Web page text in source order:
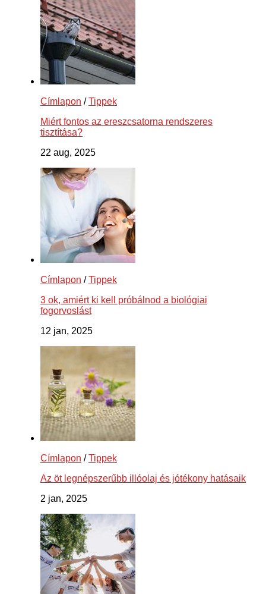
Címlapon /Tippek
Miért fontos az ereszcsatorna rendszeres
tisztítása?
22 aug, 2025
Címlapon /Tippek
3 ok, amiért ki kell próbálnod a biológiai
fogorvoslást
12 jan, 2025
Címlapon /Tippek
Az öt legnépszerűbb illóolaj és jótékony hatásaik
2 jan, 2025